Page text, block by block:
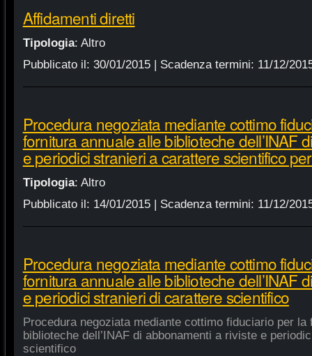
Affidamenti diretti
Tipologia: Altro
Pubblicato il: 30/01/2015| Scadenza termini: 11/12/
Procedura negoziata mediante cottimo
fornitura annuale alle biblioteche dell’INAF
e periodici stranieri a carattere scientifico
Tipologia: Altro
Pubblicato il: 14/01/2015| Scadenza termini: 11/12/
Procedura negoziata mediante cottimo
fornitura annuale alle biblioteche dell’INAF
e periodici stranieri di carattere scientifico
Procedura negoziata mediante cottimo fiduciario per la
biblioteche dell’INAF di abbonamenti a riviste e
scientifico